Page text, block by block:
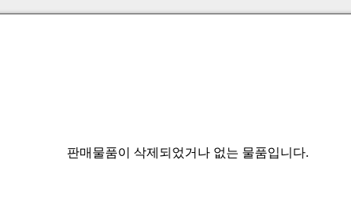
판매물품이 삭제되었거나 없는 물품입니다.